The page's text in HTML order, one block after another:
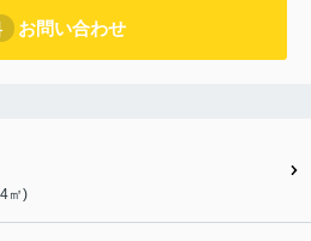
お問い合わせ
㎡)